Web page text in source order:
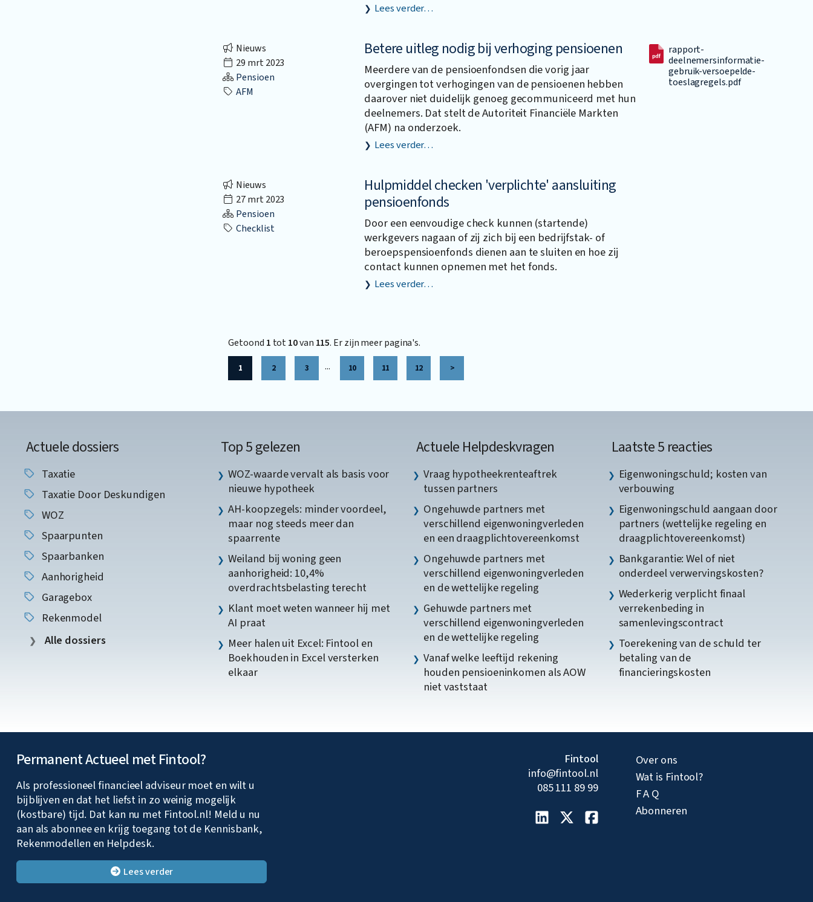
Lees verder…
Nieuws
29 mrt 2023
Pensioen
AFM
Betere uitleg nodig bij verhoging pensioenen
Meerdere van de pensioenfondsen die vorig jaar
overgingen tot verhogingen van de pensioenen hebben
daarover niet duidelijk genoeg gecommuniceerd met hun
deelnemers. Dat stelt de Autoriteit Financiële Markten
(AFM) na onderzoek.
Lees verder…
rapport-
deelnemersinformatie-
gebruik-versoepelde-
toeslagregels.pdf
Nieuws
27 mrt 2023
Pensioen
Checklist
Hulpmiddel checken 'verplichte' aansluiting
pensioenfonds
Door een eenvoudige check kunnen (startende)
werkgevers nagaan of zij zich bij een bedrijfstak- of
beroepspensioenfonds dienen aan te sluiten en hoe zij
contact kunnen opnemen met het fonds.
Lees verder…
Getoond 1 tot10van 115. Er zijn meer pagina's.
1 2 3 ... 10 11 12 >
Actuele dossiers
Taxatie
Taxatie Door Deskundigen
WOZ
Spaarpunten
Spaarbanken
Aanhorigheid
Garagebox
Rekenmodel
Alle dossiers
Top 5 gelezen
WOZ-waarde vervalt als basis voor
nieuwe hypotheek
AH-koopzegels: minder voordeel,
maar nog steeds meer dan
spaarrente
Weiland bij woning geen
aanhorigheid: 10,4%
overdrachtsbelasting terecht
Klant moet weten wanneer hij met
AI praat
Meer halen uit Excel: Fintool en
Boekhouden in Excel versterken
elkaar
Actuele Helpdeskvragen
Vraag hypotheekrenteaftrek
tussen partners
Ongehuwde partners met
verschillend eigenwoningverleden
en een draagplichtovereenkomst
Ongehuwde partners met
verschillend eigenwoningverleden
en de wettelijke regeling
Gehuwde partners met
verschillend eigenwoningverleden
en de wettelijke regeling
Vanaf welke leeftijd rekening
houden pensioeninkomen als AOW
niet vaststaat
Laatste 5 reacties
Eigenwoningschuld; kosten van
verbouwing
Eigenwoningschuld aangaan door
partners (wettelijke regeling en
draagplichtovereenkomst)
Bankgarantie: Wel of niet
onderdeel verwervingskosten?
Wederkerig verplicht finaal
verrekenbeding in
samenlevingscontract
Toerekening van de schuld ter
betaling van de
financieringskosten
Permanent Actueel met Fintool?
Als professioneel financieel adviseur moet en wilt u
bijblijven en dat het liefst in zo weinig mogelijk
(kostbare) tijd. Dat kan nu met Fintool.nl! Meld u nu
aan als abonnee en krijg toegang tot de Kennisbank,
Rekenmodellen en Helpdesk.
Lees verder
Fintool
info@fintool.nl
085 111 89 99
Over ons
Wat is Fintool?
F A Q
Abonneren